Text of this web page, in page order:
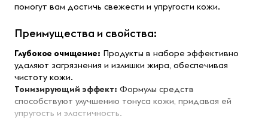
помогут вам достичь свежести и упругости кожи.
Преимущества и свойства:
Глубокое очищение: Продукты в наборе эффективно
удаляют загрязнения и излишки жира, обеспечивая
чистоту кожи.
Тонизирующий эффект: Формулы средств
способствуют улучшению тонуса кожи, придавая ей
упругость и эластичность.